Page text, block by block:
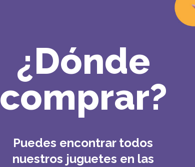
¿Dónde
comprar?
Puedes encontrar todos
nuestros juguetes en las